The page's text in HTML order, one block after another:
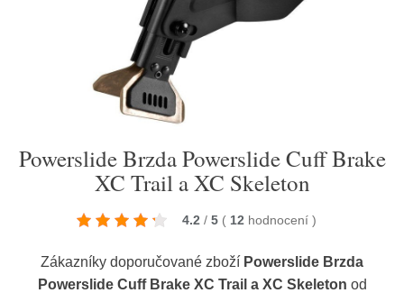
Powerslide Brzda Powerslide Cuff Brake
XC Trail a XC Skeleton
4.2 / 5 ( 12 hodnocení )
Zákazníky doporučované zboží Powerslide Brzda
Powerslide Cuff Brake XC Trail a XC Skeleton od